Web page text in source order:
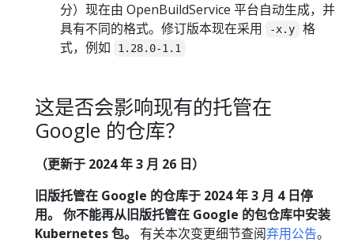
分）现在由 OpenBuildService 平台自动生成，并
具有不同的格式。修订版本现在采用
-x.y
格
式，例如
1.28.0-1.1
这是否会影响现有的托管在
Google 的仓库？
（更新于 2024 年 3 月 26 日）
旧版托管在 Google 的仓库于 2024 年 3 月 4 日停
用。 你不能再从旧版托管在 Google 的包仓库中安装
Kubernetes 包。 有关本次变更细节查阅弃用公告。